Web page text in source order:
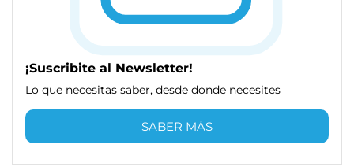
¡Suscribite al Newsletter!
Lo que necesitas saber, desde donde necesites
SABER MÁS